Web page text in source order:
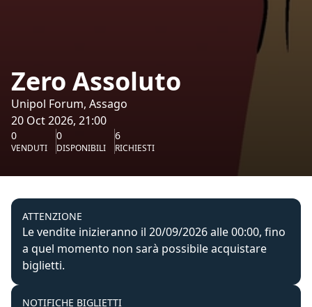
Zero Assoluto
Unipol Forum, Assago
20 Oct 2026, 21:00
0
VENDUTI
0
DISPONIBILI
6
RICHIESTI
ATTENZIONE
Le vendite inizieranno il 20/09/2026 alle 00:00, fino
a quel momento non sarà possibile acquistare
biglietti.
NOTIFICHE BIGLIETTI